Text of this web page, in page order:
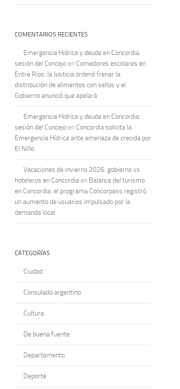
COMENTARIOS RECIENTES
Emergencia Hídrica y deuda en Concordia:
sesión del Concejo en Comedores escolares en
Entre Ríos: la Justicia ordenó frenar la
distribución de alimentos con sellos y el
Gobierno anunció que apelará
Emergencia Hídrica y deuda en Concordia:
sesión del Concejo en Concordia solicita la
Emergencia Hídrica ante amenaza de crecida por
El Niño
Vacaciones de invierno 2026: gobierno vs.
hoteleros en Concordia en Balance del turismo
en Concordia: el programa Concorpass registró
un aumento de usuarios impulsado por la
demanda local
CATEGORÍAS
Ciudad
Consulado argentino
Cultura
De buena fuente
Departamento
Deporte